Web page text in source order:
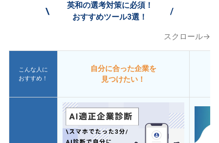
\
英和の選考対策に必須！
おすすめツール3選！
/
スクロール→
こんな人に
おすすめ！
自分に合った企業を
見つけたい！